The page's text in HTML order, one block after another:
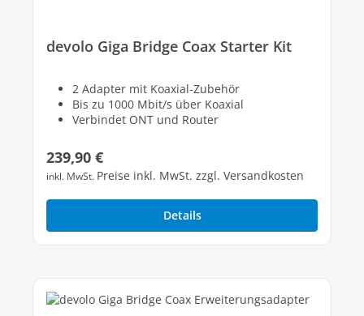
devolo Giga Bridge Coax Starter Kit
2 Adapter mit Koaxial-Zubehör
Bis zu 1000 Mbit/s über Koaxial
Verbindet ONT und Router
Regulärer Preis:
239,90 €
inkl. MwSt. Preise inkl. MwSt. zzgl. Versandkosten
Details